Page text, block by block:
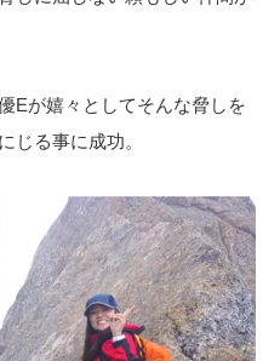
Eが嬉々としてそんな脅しを
じる事に成功。